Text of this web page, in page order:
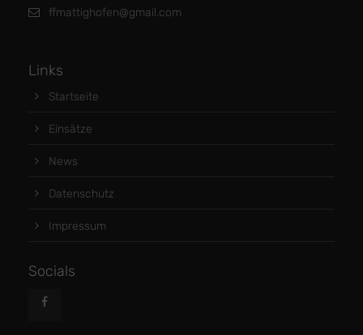
ffmattighofen@gmail.com
Links
Startseite
Einsätze
News
Datenschutz
Impressum
Socials